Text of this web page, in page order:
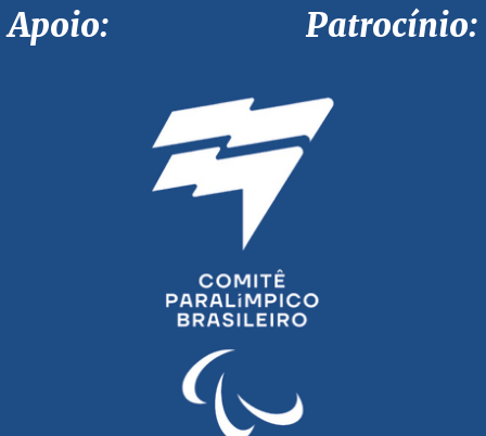
Apoio: Patrocínio: